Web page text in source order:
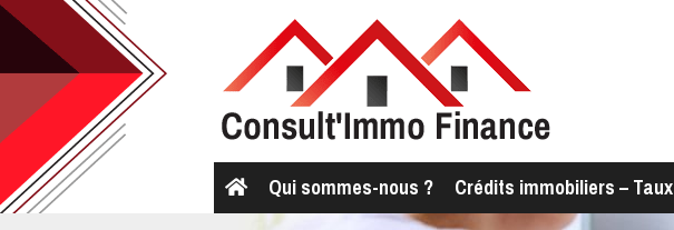
Qui sommes-nous ? Crédits immobiliers – Taux